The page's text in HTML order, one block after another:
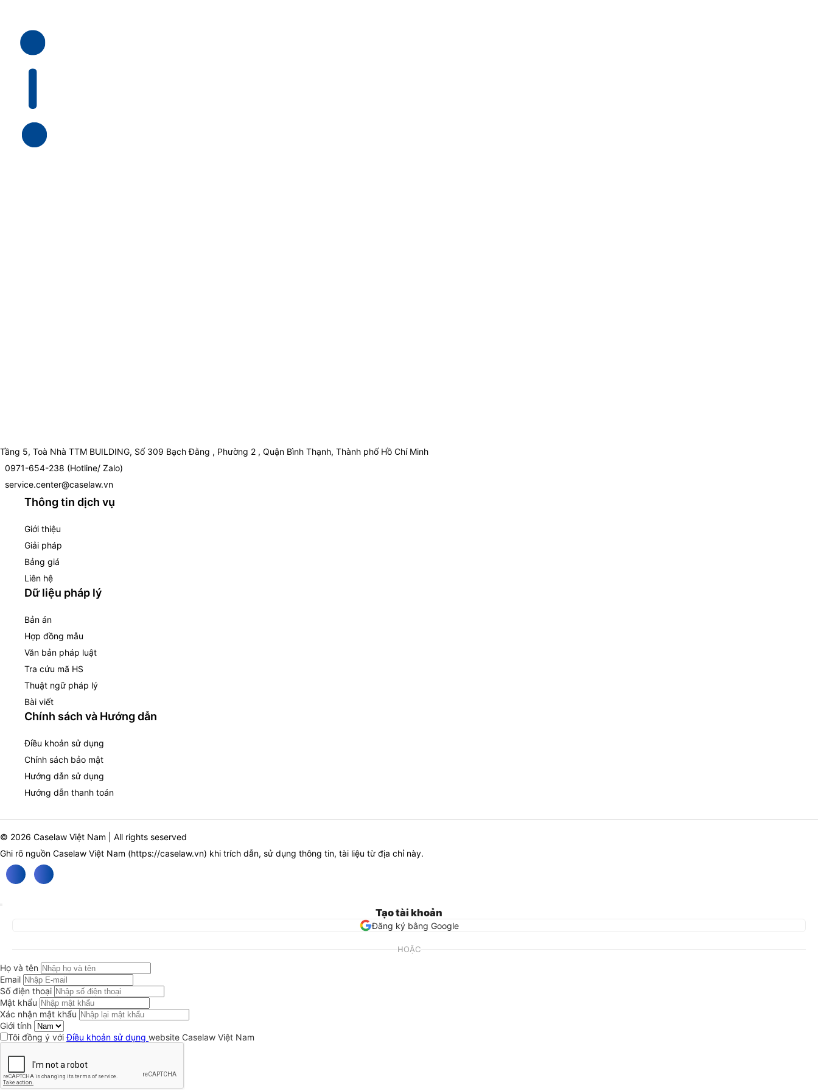
Tầng 5, Toà Nhà TTM BUILDING, Số 309 Bạch Đằng , Phường 2 , Quận Bình Thạnh, Thành phố Hồ Chí Minh
0971-654-238 (Hotline/ Zalo)
service.center@caselaw.vn
Thông tin dịch vụ
Giới thiệu
Giải pháp
Bảng giá
Liên hệ
Dữ liệu pháp lý
Bản án
Hợp đồng mẫu
Văn bản pháp luật
Tra cứu mã HS
Thuật ngữ pháp lý
Bài viết
Chính sách và Hướng dẫn
Điều khoản sử dụng
Chính sách bảo mật
Hướng dẫn sử dụng
Hướng dẫn thanh toán
© 2026 Caselaw Việt Nam | All rights seserved
Ghi rõ nguồn Caselaw Việt Nam (https://caselaw.vn) khi trích dẫn, sử dụng thông tin, tài liệu từ địa chỉ này.
Tạo tài khoản
Đăng ký bằng Google
HOẶC
Họ và tên
Email
Số điện thoại
Mật khẩu
Xác nhận mật khẩu
Giới tính
Tôi đồng ý vớiĐiều khoản sử dụng website Caselaw Việt Nam